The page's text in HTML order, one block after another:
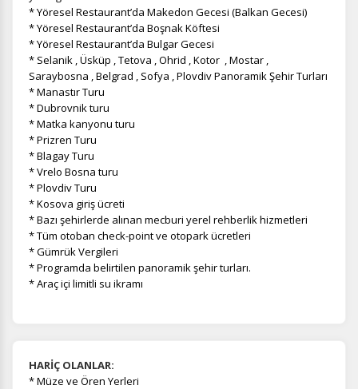
* Yöresel Restaurant’da Makedon Gecesi (Balkan Gecesi)
* Yöresel Restaurant’da Boşnak Köftesi
* Yöresel Restaurant’da Bulgar Gecesi
* Selanik , Üsküp , Tetova , Ohrid , Kotor , Mostar ,
Saraybosna , Belgrad , Sofya , Plovdiv Panoramik Şehir Turları
* Manastır Turu
* Dubrovnik turu
* Matka kanyonu turu
* Prizren Turu
* Blagay Turu
* Vrelo Bosna turu
* Plovdiv Turu
* Kosova giriş ücreti
* Bazı şehirlerde alınan mecburi yerel rehberlik hizmetleri
* Tüm otoban check-point ve otopark ücretleri
* Gümrük Vergileri
* Programda belirtilen panoramik şehir turları.
* Araç içi limitli su ikramı
HARİÇ OLANLAR:
*Müze ve Ören Yerleri